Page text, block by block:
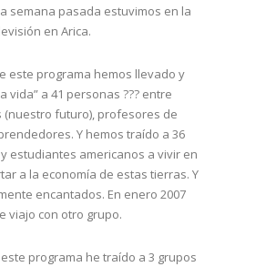
semana pasada estuvimos en la
en Arica.
este programa hemos llevado y
vida” a 41 personas ??? entre
(nuestro futuro), profesores de
Y hemos traído a 36
estudiantes americanos a vivir en
a la economía de estas tierras. Y
encantados. En enero 2007
viajo con otro grupo.
programa he traído a 3 grupos